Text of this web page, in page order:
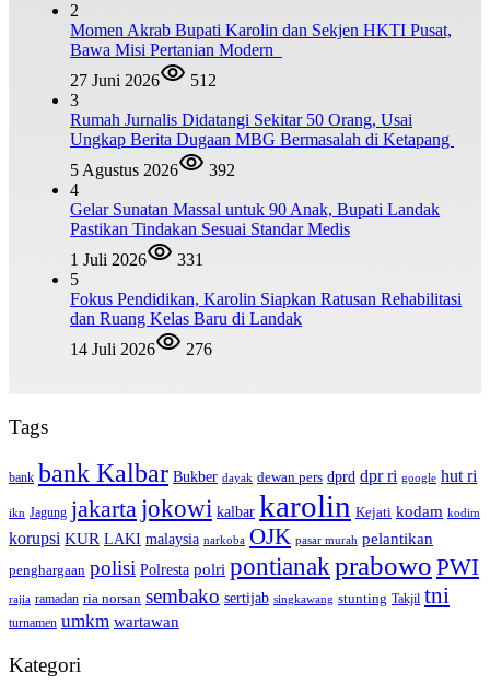
2
Momen Akrab Bupati Karolin dan Sekjen HKTI Pusat,
Bawa Misi Pertanian Modern
27 Juni 2026
512
3
Rumah Jurnalis Didatangi Sekitar 50 Orang, Usai
Ungkap Berita Dugaan MBG Bermasalah di Ketapang
5 Agustus 2026
392
4
Gelar Sunatan Massal untuk 90 Anak, Bupati Landak
Pastikan Tindakan Sesuai Standar Medis
1 Juli 2026
331
5
Fokus Pendidikan, Karolin Siapkan Ratusan Rehabilitasi
dan Ruang Kelas Baru di Landak
14 Juli 2026
276
Tags
bank bank Kalbar Bukber dayak dewan pers dprd dpr ri google hut ri
ikn Jagung jakarta jokowi kalbar karolin Kejati kodam kodim
korupsi KUR LAKI malaysia narkoba OJK pasar murah pelantikan
penghargaan polisi Polresta polri pontianakprabowo PWI
rajia ramadan ria norsan sembako sertijab singkawang stunting Takjil tni
turnamen umkm wartawan
Kategori